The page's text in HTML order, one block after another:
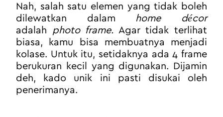
Nah, salah satu elemen yang tidak boleh
dilewatkan dalam home décor
adalah photo frame. Agar tidak terlihat
biasa, kamu bisa membuatnya menjadi
kolase. Untuk itu, setidaknya ada 4 frame
berukuran kecil yang digunakan. Dijamin
deh, kado unik ini pasti disukai oleh
penerimanya.